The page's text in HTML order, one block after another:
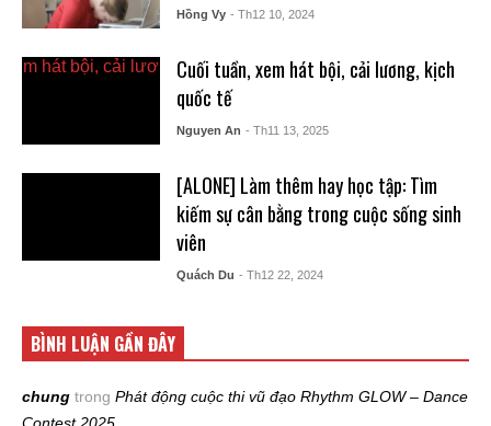
Hồng Vy - Th12 10, 2024
Cuối tuần, xem hát bội, cải lương, kịch
quốc tế
Nguyen An - Th11 13, 2025
[ALONE] Làm thêm hay học tập: Tìm
kiếm sự cân bằng trong cuộc sống sinh
viên
Quách Du - Th12 22, 2024
BÌNH LUẬN GẦN ĐÂY
chung trong Phát động cuộc thi vũ đạo Rhythm GLOW – Dance